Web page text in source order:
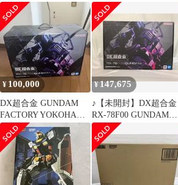
YOKOHAMA限定
¥ 100,000
DX超合金 GUNDAM
FACTORY YOKOHAMA
RX-78F00
¥147,675
♪【未開封】DX超合金
RX-78F00 GUNDAM
「機動戦士ガンダム」
プレミアムバンダイ＆
GUNDAM FACTORY
YOKOHAMA限定＊同
梱不可